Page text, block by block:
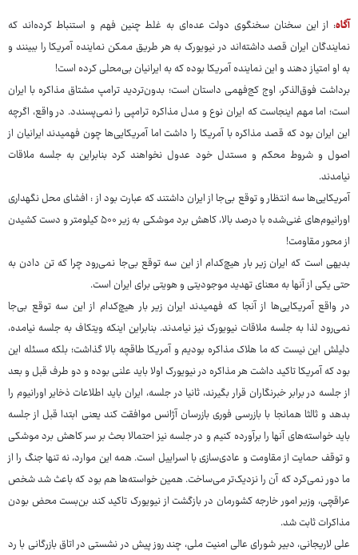
آگاه: از این سخنان سخنگوی دولت عده‌ای به غلط چنین فهم و استنباط کرده‌اند که
نمایندگان ایران قصد داشته‌اند در نیویورک به هر طریق ممکن نماینده آمریکا را ببینند و
به او امتیاز دهند و این نماینده آمریکا بوده که به ایرانیان بی‌محلی کرده است!
برداشت فوق‌الذکر، اوج کج‌فهمی داستان است؛ بدون‌تردید ترامپ مشتاق مذاکره با ایران
است؛ اما مهم اینجاست که ایران نوع و مدل مذاکره ترامپی را نمی‌پسندد. در واقع، اگرچه
این ایران بود که قصد مذاکره با آمریکا را داشت اما آمریکایی‌ها چون فهمیدند ایرانیان از
اصول و شروط محکم و مستدل خود عدول نخواهند کرد بنابراین به جلسه ملاقات
نیامدند.
آمریکایی‌ها سه انتظار و توقع بی‌جا از ایران داشتند که عبارت بود از : افشای محل نگهداری
اورانیوم‌های غنی‌شده با درصد بالا، کاهش برد موشکی به زیر ۵۰۰ کیلومتر و دست کشیدن
از محور مقاومت!
بدیهی است که ایران زیر بار هیچ‌کدام از این سه توقع بی‌جا نمی‌رود چرا که تن دادن به
حتی یکی از آنها به معنای تهدید موجودیتی و هویتی برای ایران است.
در واقع آمریکایی‌ها از آنجا که فهمیدند ایران زیر بار هیچ‌کدام از این سه توقع بی‌جا
نمی‌رود لذا به جلسه ملاقات نیویورک نیز نیامدند. بنابراین اینکه ویتکاف به جلسه نیامده،
دلیلش این نیست که ما هلاک مذاکره بودیم و آمریکا طاقچه بالا گذاشت؛ بلکه مسئله این
بود که آمریکا تاکید داشت هر مذاکره در نیویورک اولا باید علنی بوده و دو طرف قبل و بعد
از جلسه در برابر خبرنگاران قرار بگیرند، ثانیا در جلسه، ایران باید اطلاعات ذخایر اورانیوم را
بدهد و ثالثا همانجا با بازرسی فوری بازرسان آژانس موافقت کند یعنی ابتدا قبل از جلسه
باید خواسته‌های آنها را برآورده کنیم و در جلسه نیز احتمالا بحث بر سر کاهش برد موشکی
و توقف حمایت از مقاومت و عادی‌سازی با اسراییل است. همه این موارد، نه تنها جنگ را از
ما دور نمی‌کرد که آن را نزدیک‌تر می‌ساخت. همین خواسته‌ها هم بود که باعث شد شخص
عراقچی، وزیر امور خارجه کشورمان در بازگشت از نیویورک تاکید کند بن‌بست محض بودن
مذاکرات ثابت شد.
علی لاریجانی، دبیر شورای عالی امنیت ملی، چند روز پیش در نشستی در اتاق بازرگانی با رد